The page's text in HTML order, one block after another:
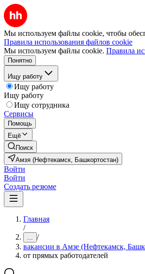
Мы используем файлы cookie, чтобы
Правила использования файлов cookie
Мы используем файлы cookie. Правила
Понятно
Ищу работу
Ищу работу
Ищу работу
Ищу сотрудника
Сервисы
Помощь
Ещё
Поиск
Амзя (Нефтекамск, Башкортостан)
Войти
Войти
Создать резюме
Главная
/
... /
вакансии в Амзе (Нефтекамск,
от прямых работодателей